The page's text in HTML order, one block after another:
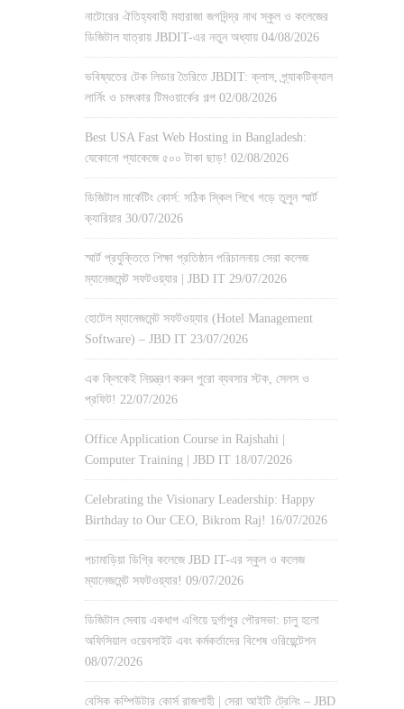
নাটোরের ঐতিহ্যবাহী মহারাজা জগদিন্দ্র নাথ স্কুল ও কলেজের
ডিজিটাল যাত্রায় JBDIT-এর নতুন অধ্যায় 04/08/2026
ভবিষ্যতের টেক লিডার তৈরিতে JBDIT: ক্লাস, প্র্যাকটিক্যাল
লার্নিং ও চমৎকার টিমওয়ার্কের গল্প 02/08/2026
Best USA Fast Web Hosting in Bangladesh:
যেকোনো প্যাকেজে ৫০০ টাকা ছাড়! 02/08/2026
ডিজিটাল মার্কেটিং কোর্স: সঠিক স্কিল শিখে গড়ে তুলুন স্মার্ট
ক্যারিয়ার 30/07/2026
স্মার্ট প্রযুক্তিতে শিক্ষা প্রতিষ্ঠান পরিচালনায় সেরা কলেজ
ম্যানেজমেন্ট সফটওয়্যার | JBD IT 29/07/2026
হোটেল ম্যানেজমেন্ট সফটওয়্যার (Hotel Management
Software) – JBD IT 23/07/2026
এক ক্লিকেই নিয়ন্ত্রণ করুন পুরো ব্যবসার স্টক, সেলস ও
প্রফিট! 22/07/2026
Office Application Course in Rajshahi |
Computer Training | JBD IT 18/07/2026
Celebrating the Visionary Leadership: Happy
Birthday to Our CEO, Bikrom Raj! 16/07/2026
পচামাড়িয়া ডিগ্রি কলেজে JBD IT-এর স্কুল ও কলেজ
ম্যানেজমেন্ট সফটওয়্যার! 09/07/2026
ডিজিটাল সেবায় একধাপ এগিয়ে দুর্গাপুর পৌরসভা: চালু হলো
অফিসিয়াল ওয়েবসাইট এবং কর্মকর্তাদের বিশেষ ওরিয়েন্টেশন
08/07/2026
বেসিক কম্পিউটার কোর্স রাজশাহী | সেরা আইটি ট্রেনিং – JBD